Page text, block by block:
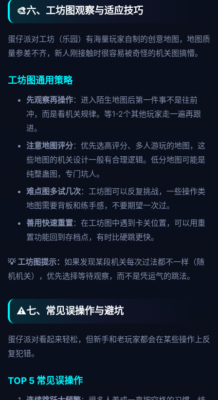
🎨六、工坊图观察与适应技巧
蛋仔派对工坊（乐园）有海量玩家自制的创意地图，地图质
量参差不齐，新人刚接触时很容易被奇怪的机关图搞懵。
工坊图通用策略
先观察再操作：进入陌生地图后第一件事不是往前
冲，而是看机关规律。等1-2个其他玩家走一遍再跟
进。
注意地图评分：优先选高评分、多人游玩的地图，这
些地图的机关设计一般有合理逻辑。低分地图可能是
纯整蛊图，专门坑人。
难点图多试几次：工坊图可以反复挑战，一些操作类
地图需要背板和练手感，不要期望一次过。
善用快速重置：在工坊图中遇到卡关位置，可以用重
置功能回到存档点，有时比硬跳更快。
💡 工坊图提示： 如果发现某段机关每次过法都不一样（随
机机关），优先选择等待观察，而不是凭运气的跳法。
⚠️七、常见误操作与避坑
蛋仔派对看起来轻松，但新手和老玩家都会在某些操作上反
复犯错。
TOP 5 常见误操作